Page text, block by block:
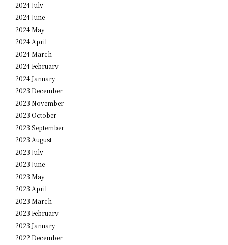
2024 July
2024 June
2024 May
2024 April
2024 March
2024 February
2024 January
2023 December
2023 November
2023 October
2023 September
2023 August
2023 July
2023 June
2023 May
2023 April
2023 March
2023 February
2023 January
2022 December